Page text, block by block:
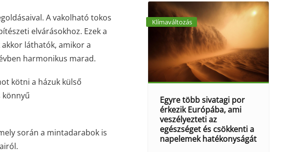
A vakolható tokos
elvárásokhoz. Ezek a
láthatók, amikor a
harmonikus marad.
kötni a házuk külső
könnyű
során a mintadarabok is
Klímaváltozás
Egyre több sivatagi por
érkezik Európába, ami
veszélyezteti az
egészséget és csökkenti a
napelemek hatékonyságát